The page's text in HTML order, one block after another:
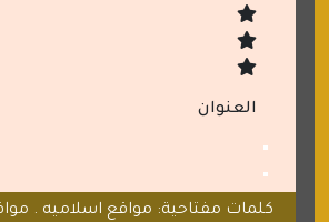
العنوان
كلمات مفتاحية: مواقع اسلاميه .